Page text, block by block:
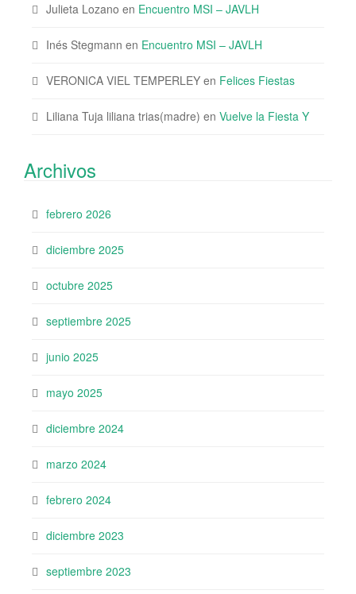
Julieta Lozano en Encuentro MSI – JAVLH
Inés Stegmann en Encuentro MSI – JAVLH
VERONICA VIEL TEMPERLEY en Felices Fiestas
Liliana Tuja liliana trias(madre) en Vuelve la Fiesta Y
Archivos
febrero 2026
diciembre 2025
octubre 2025
septiembre 2025
junio 2025
mayo 2025
diciembre 2024
marzo 2024
febrero 2024
diciembre 2023
septiembre 2023